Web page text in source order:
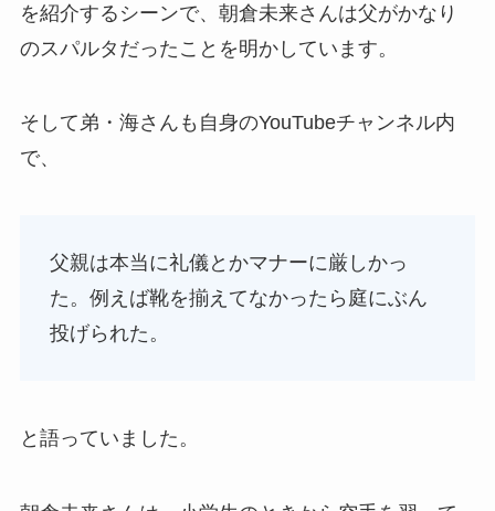
を紹介するシーンで、朝倉未来さんは父がかなり
のスパルタだったことを明かしています。
そして弟・海さんも自身のYouTubeチャンネル内
で、
父親は本当に礼儀とかマナーに厳しかっ
た。例えば靴を揃えてなかったら庭にぶん
投げられた。
と語っていました。